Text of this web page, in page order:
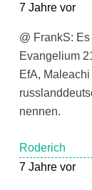
7 Jahre vor
@ FrankS:
Evangelium
EfA,
nennen.
Roderich
7 Jahre vor